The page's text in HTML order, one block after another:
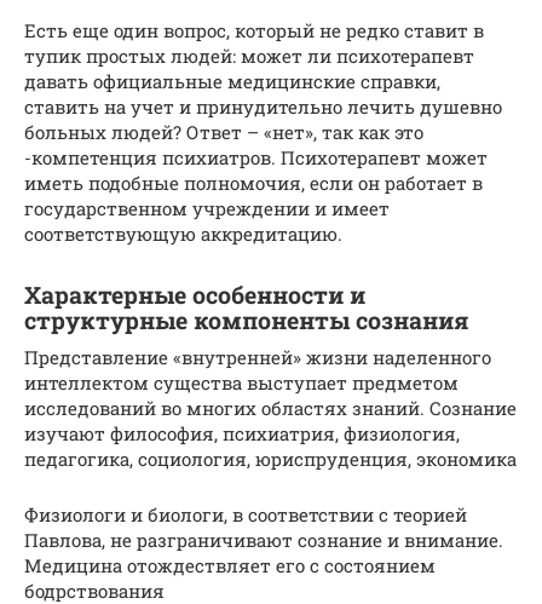
Есть еще один вопрос, который не редко ставит в
тупик простых людей: может ли психотерапевт
давать официальные медицинские справки,
ставить на учет и принудительно лечить душевно
больных людей? Ответ – «нет», так как это
-компетенция психиатров. Психотерапевт может
иметь подобные полномочия, если он работает в
государственном учреждении и имеет
соответствующую аккредитацию.
Характерные особенности и
структурные компоненты сознания
Представление «внутренней» жизни наделенного
интеллектом существа выступает предметом
исследований во многих областях знаний. Сознание
изучают философия, психиатрия, физиология,
педагогика, социология, юриспруденция, экономика
Физиологи и биологи, в соответствии с теорией
Павлова, не разграничивают сознание и внимание.
Медицина отождествляет его с состоянием
бодрствования